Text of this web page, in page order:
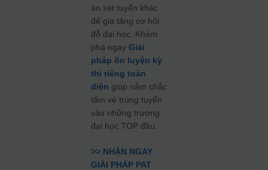
án xét tuyển khác
để gia tăng cơ hội
đỗ đại học. Khám
phá ngayGiải
pháp ôn luyện kỳ
thi riêng toàn
diện giúp nắm chắc
tấm vé trúng tuyển
vào những trường
đại học TOP đầu.
>> NHẬN NGAY
GIẢI PHÁP PAT